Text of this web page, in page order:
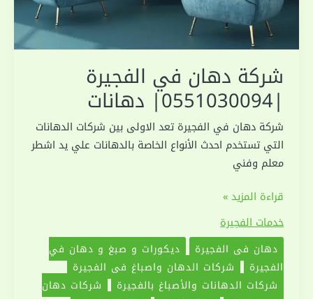
شركة دهان في الفجيرة
|0551030094| دهانات
شركة دهان في الفجيرة تعد الاولى بين شركات الدهانات
التي تستخدم احدث الأنواع الخاصة بالدهانات علي يد اشطر
معلم وفني
شركة
دهان
في
الفجيرة
|0551030094|
دهانات
قراءة المزيد »
خدمات الفجيرة
دهان في الفجيرة
ديكورات و صبغ و دهان في
الفجيرة
شركات الدهان واصباغ في الفجيرة
شركات الدهانات والأصباغ بالفجيرة
شركات دهان